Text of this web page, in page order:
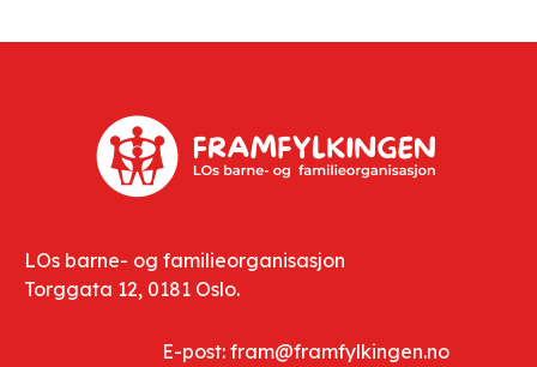
LOs barne- og familieorganisasjon
Torggata 12, 0181 Oslo.
E-post: fram@framfylkingen.no